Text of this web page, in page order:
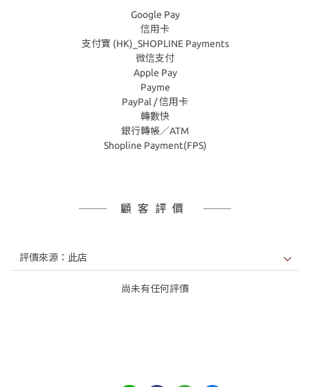
Google Pay
信用卡
支付寶 (HK)_SHOPLINE Payments
微信支付
Apple Pay
Payme
PayPal / 信用卡
轉數快
銀行轉帳／ATM
Shopline Payment(FPS)
顧客評價
尚未有任何評價